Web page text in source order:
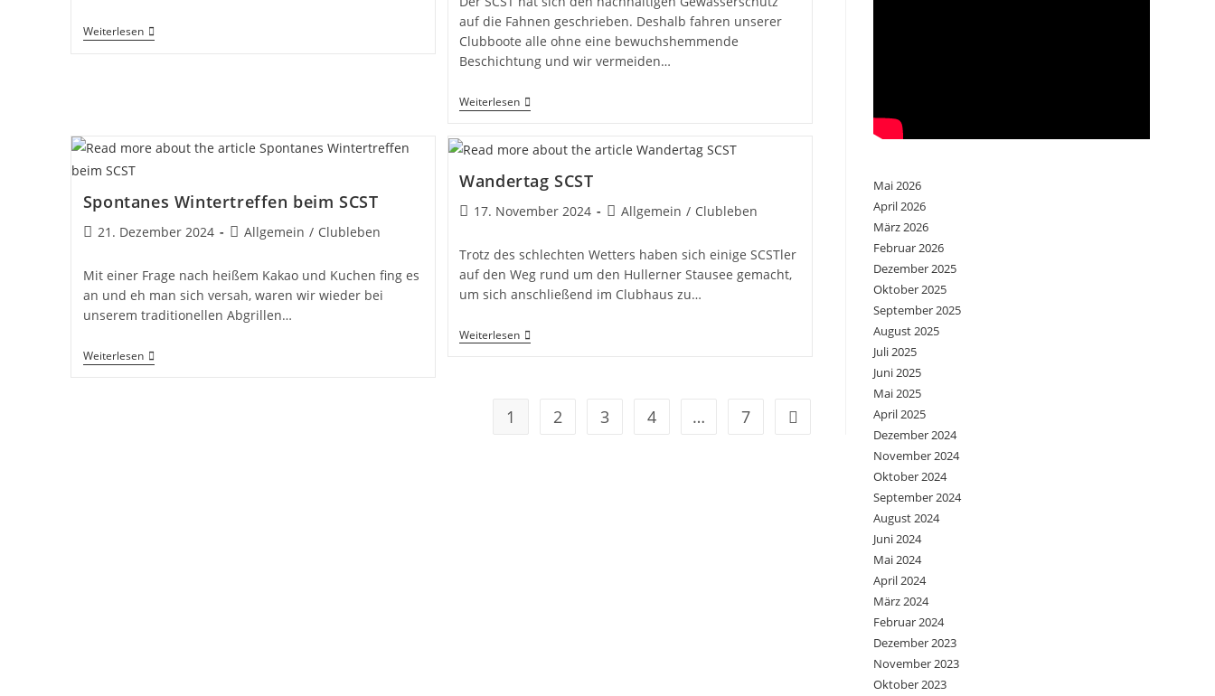
WeiterlesenDer
SCST
Gutes
auf die Fahnen geschrieben. Deshalb fahren unserer
Clubboote alle ohne eine bewuchshemmende
Beschichtung und wir vermeiden…
WeiterlesenAntifouling-
Free
Spontanes Wintertreffen beim SCST
Beitrag
21. Dezember 2024
Beitrags-
Allgemein / Clubleben
Mit einer Frage nach heißem Kakao und Kuchen fing es
an und eh man sich versah, waren wir wieder bei
unserem traditionellen Abgrillen…
WeiterlesenSpontanes
Wintertreffen
Wandertag SCST
Beitrag
17. November 2024
Beitrags-
Allgemein / Clubleben
Trotz des schlechten Wetters haben sich einige SCSTler
auf den Weg rund um den Hullerner Stausee gemacht,
um sich anschließend im Clubhaus zu…
WeiterlesenWandertag
SCST
1 2 3 4 … 7 Gehe zur nächsten Seite
Mai 2026
April 2026
März 2026
Februar 2026
Dezember 2025
Oktober 2025
September 2025
August 2025
Juli 2025
Juni 2025
Mai 2025
April 2025
Dezember 2024
November 2024
Oktober 2024
September 2024
August 2024
Juni 2024
Mai 2024
April 2024
März 2024
Februar 2024
Dezember 2023
November 2023
Oktober 2023